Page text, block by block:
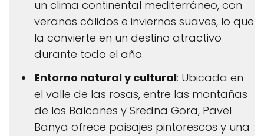
un clima continental mediterráneo, con
veranos cálidos e inviernos suaves, lo que
la convierte en un destino atractivo
durante todo el año.
Entorno natural y cultural: Ubicada en
el valle de las rosas, entre las montañas
de los Balcanes y Sredna Gora, Pavel
Banya ofrece paisajes pintorescos y una